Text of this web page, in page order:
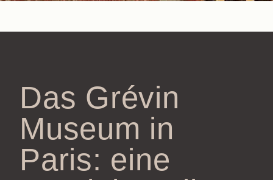
Das Grévin
Museum in
Paris: eine